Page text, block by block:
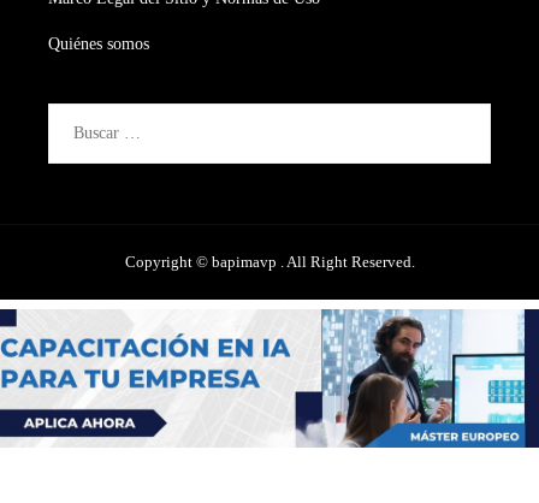
Quiénes somos
Copyright © bapimavp . All Right Reserved.